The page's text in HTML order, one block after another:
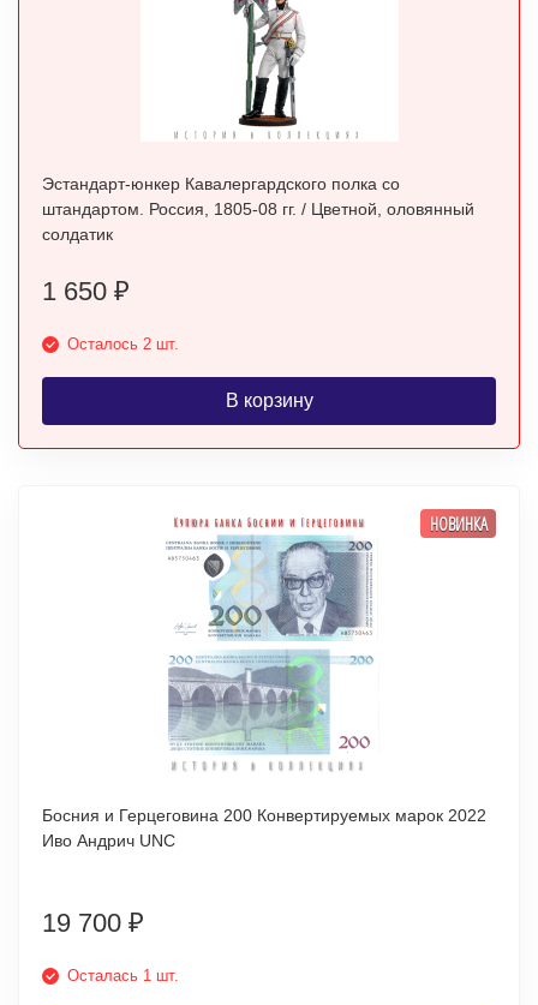
Эстандарт-юнкер Кавалергардского полка со
штандартом. Россия, 1805-08 гг. / Цветной, оловянный
солдатик
1 650 ₽
Осталось 2 шт.
В корзину
НОВИНКА
Босния и Герцеговина 200 Конвертируемых марок 2022
Иво Андрич UNC
19 700 ₽
Осталась 1 шт.